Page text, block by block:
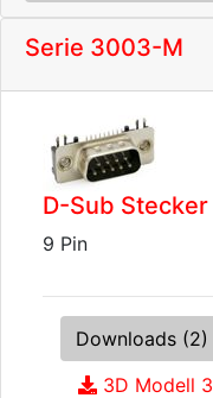
Serie 3003-M
D-Sub
9 Pin
Downloads (2)
3D Modell